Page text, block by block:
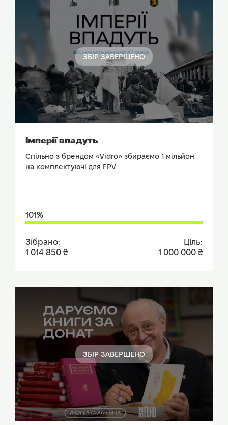
ЗБІР ЗАВЕРШЕНО
Імперії впадуть
Спільно з брендом «Vidro» збираємо 1 мільйон
на комплектуючі для FPV
Зібрано:
Ціль:
1 014 850 ₴
1 000 000 ₴
101%
ЗБІР ЗАВЕРШЕНО